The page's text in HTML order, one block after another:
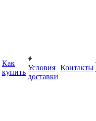
Как
купить
Условия
доставки
Контакты